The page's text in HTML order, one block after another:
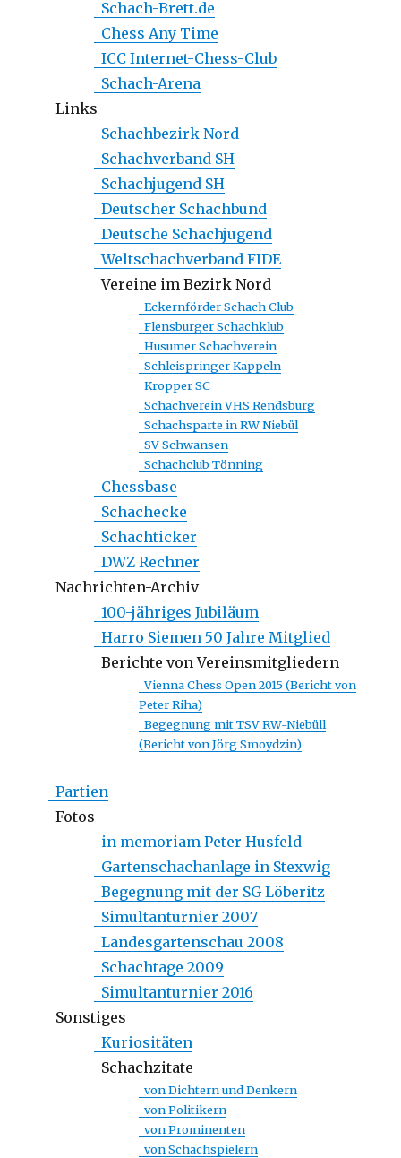
Schach-Brett.de
Chess Any Time
ICC Internet-Chess-Club
Schach-Arena
Links
Schachbezirk Nord
Schachverband SH
Schachjugend SH
Deutscher Schachbund
Deutsche Schachjugend
Weltschachverband FIDE
Vereine im Bezirk Nord
Eckernförder Schach Club
Flensburger Schachklub
Husumer Schachverein
Schleispringer Kappeln
Kropper SC
Schachverein VHS Rendsburg
Schachsparte in RW Niebül
SV Schwansen
Schachclub Tönning
Chessbase
Schachecke
Schachticker
DWZ Rechner
Nachrichten-Archiv
100-jähriges Jubiläum
Harro Siemen 50 Jahre Mitglied
Berichte von Vereinsmitgliedern
Vienna Chess Open 2015 (Bericht von
Peter Riha)
Begegnung mit TSV RW-Niebüll
(Bericht von Jörg Smoydzin)
Partien
Fotos
in memoriam Peter Husfeld
Gartenschachanlage in Stexwig
Begegnung mit der SG Löberitz
Simultanturnier 2007
Landesgartenschau 2008
Schachtage 2009
Simultanturnier 2016
Sonstiges
Kuriositäten
Schachzitate
von Dichtern und Denkern
von Politikern
von Prominenten
von Schachspielern